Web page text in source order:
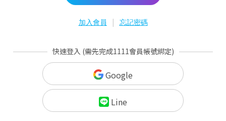
加入會員 | 忘記密碼
快速登入 (需先完成1111會員帳號綁定)
Google
Line